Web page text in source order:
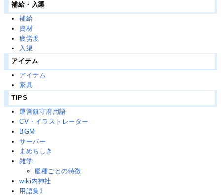
補給・入渠
補給
資材
疲労度
入渠
アイテム
アイテム
家具
TIPS
運営鎮守府用語
CV・イラストレーター
BGM
サーバー
まめちしき
雑学
艦種ごとの特徴
wiki内神社
用語集1